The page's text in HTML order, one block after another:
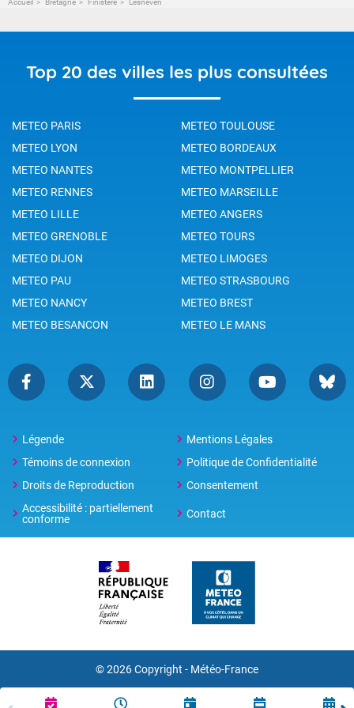
Top 20 des villes les plus consultées
METEO PARIS
METEO TOULOUSE
METEO LYON
METEO BORDEAUX
METEO NANTES
METEO MONTPELLIER
METEO RENNES
METEO MARSEILLE
METEO LILLE
METEO ANGERS
METEO GRENOBLE
METEO TOURS
METEO DIJON
METEO LIMOGES
METEO PAU
METEO STRASBOURG
METEO NANCY
METEO BREST
METEO BESANCON
METEO LE MANS
Légende
Mentions Légales
Témoins de connexion
Politique de Confidentialité
Droits de Reproduction
Consentement
Accessibilité : partiellement
conforme
Contact
© 2026 Copyright - Météo-France